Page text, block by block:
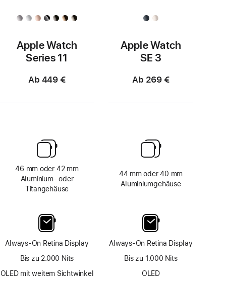
Apple Watch
Series 11
Ab 449 €
46 mm oder 42 mm
Aluminium‑ oder
Titangehäuse
Always-On Retina Display
Bis zu 2.000 Nits
OLED mit weitem Sichtwinkel
Apple Watch
SE 3
Ab 269 €
44 mm oder 40 mm
Aluminiumgehäuse
Always-On Retina Display
Bis zu 1.000 Nits
OLED